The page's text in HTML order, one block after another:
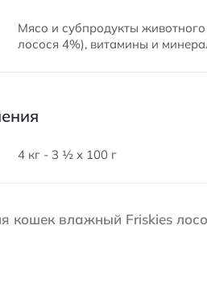
Мясо и субпродукты
лосося 4%), витамины и
4 кг - 3 ½ x 100 г
кошек влажный Friskies